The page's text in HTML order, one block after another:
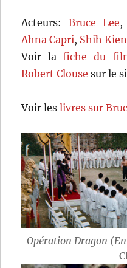
Acteurs: Bruce Lee,
Ahna Capri, Shih Kien
Voir lafiche du
Robert Clouse sur le
Voir leslivres sur
Opération Dragon